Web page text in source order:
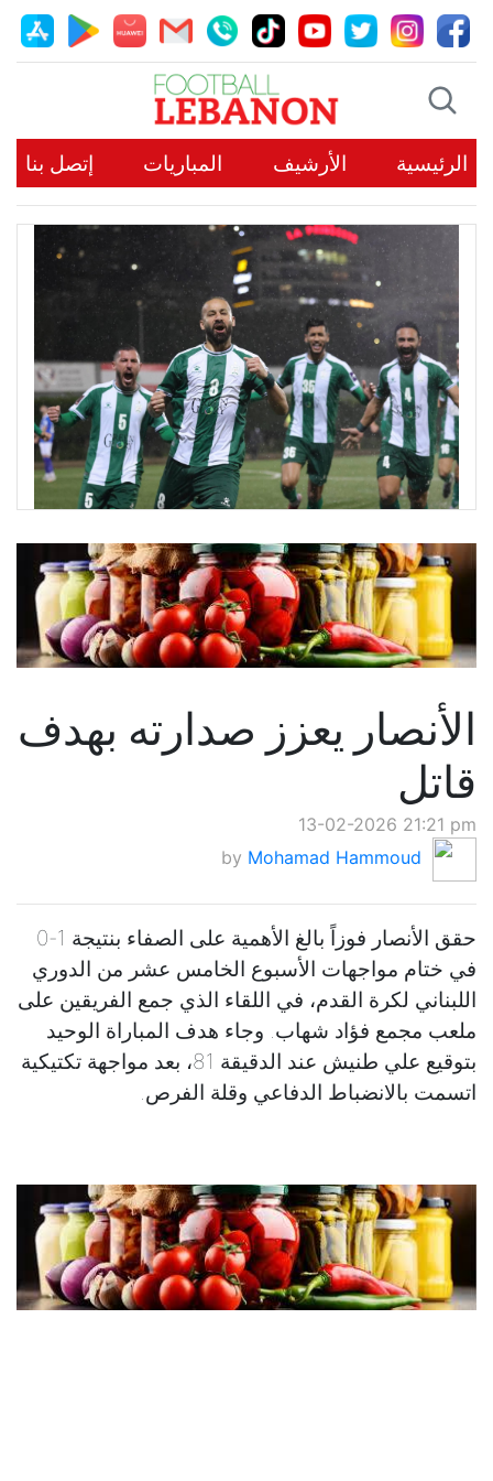
الرئيسية الأرشيف المباريات إتصل بنا
الأنصار يعزز صدارته بهدف
قاتل
13-02-2026 21:21 pm
by Mohamad Hammoud
حقق الأنصار فوزاً بالغ الأهمية على الصفاء بنتيجة 1-0
في ختام مواجهات الأسبوع الخامس عشر من الدوري
اللبناني لكرة القدم، في اللقاء الذي جمع الفريقين على
ملعب مجمع فؤاد شهاب. وجاء هدف المباراة الوحيد
بتوقيع علي طنيش عند الدقيقة 81، بعد مواجهة تكتيكية
اتسمت بالانضباط الدفاعي وقلة الفرص.